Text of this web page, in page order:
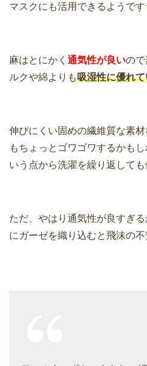
マスクにも活用できるようで
麻はとにかく 通気性が良いの
ルクや綿よりも吸湿性に優れ
伸びにくい固めの繊維質な素
もちょっとゴワゴワするかも
いう点から洗濯を繰り返しても
ただ、やはり通気性が良すぎ
にガーゼを織り込むと飛沫の不